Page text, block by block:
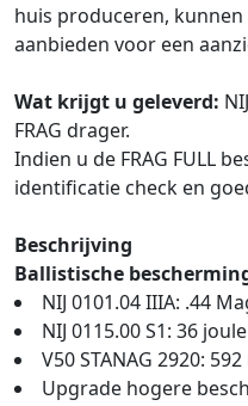
huis produceren,
aanbieden voor een
Wat krijgt u geleverd:
FRAG drager.
Indien u de FRAG FULL
identificatie check en
Beschrijving
Ballistische
NIJ 0101.04 IIIA: .44
NIJ 0115.00 S1: 36
V50 STANAG 2920:
Upgrade hogere